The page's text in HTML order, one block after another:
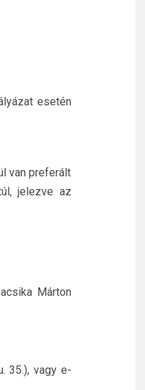
esetén
van preferált
jelezve az
Márton
35.), vagy e-